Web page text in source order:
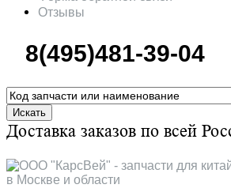
Отзывы
8(495)481-39-04
Искать
Доставка заказов по всей